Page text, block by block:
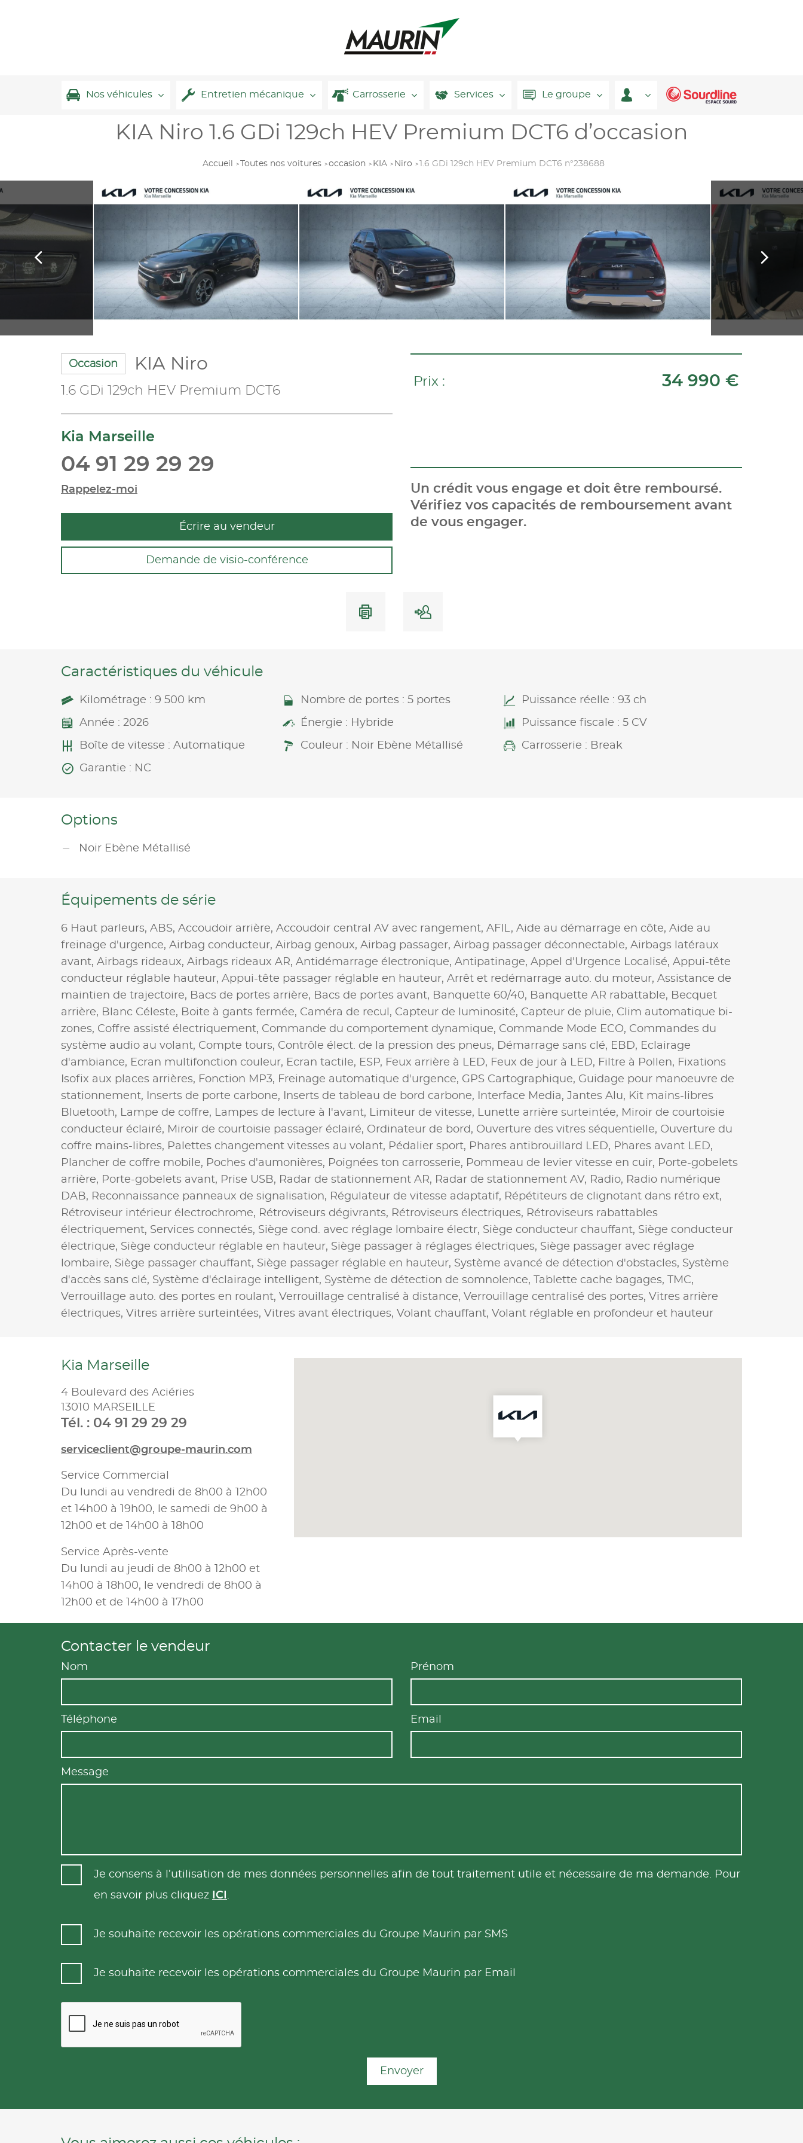
Nos véhicules Entretien mécanique Carrosserie Services Le groupe
KIA Niro 1.6 GDi 129ch HEV Premium DCT6 d’occasion
Accueil Toutes nos voitures occasion KIA Niro 1.6 GDi 129ch HEV Premium DCT6 n°238688
Occasion KIA Niro
1.6 GDi 129ch HEV Premium DCT6
Kia Marseille
04 91 29 29 29
Rappelez-moi
Écrire au vendeur
Demande de visio-conférence
Prix : 34 990 €
Un crédit vous engage et doit être remboursé.
Vérifiez vos capacités de remboursement avant
de vous engager.
Caractéristiques du véhicule
Kilométrage : 9 500 km Nombre de portes : 5 portes Puissance réelle : 93 ch
Année : 2026 Énergie : Hybride Puissance fiscale : 5 CV
Boîte de vitesse : Automatique Couleur : Noir Ebène Métallisé Carrosserie : Break
Garantie : NC
Options
Noir Ebène Métallisé
Équipements de série
6 Haut parleurs, ABS, Accoudoir arrière, Accoudoir central AV avec rangement, AFIL, Aide au démarrage en côte, Aide au
freinage d'urgence, Airbag conducteur, Airbag genoux, Airbag passager, Airbag passager déconnectable, Airbags latéraux
avant, Airbags rideaux, Airbags rideaux AR, Antidémarrage électronique, Antipatinage, Appel d'Urgence Localisé, Appui-tête
conducteur réglable hauteur, Appui-tête passager réglable en hauteur, Arrêt et redémarrage auto. du moteur, Assistance de
maintien de trajectoire, Bacs de portes arrière, Bacs de portes avant, Banquette 60/40, Banquette AR rabattable, Becquet
arrière, Blanc Céleste, Boite à gants fermée, Caméra de recul, Capteur de luminosité, Capteur de pluie, Clim automatique bi-
zones, Coffre assisté électriquement, Commande du comportement dynamique, Commande Mode ECO, Commandes du
système audio au volant, Compte tours, Contrôle élect. de la pression des pneus, Démarrage sans clé, EBD, Eclairage
d'ambiance, Ecran multifonction couleur, Ecran tactile, ESP, Feux arrière à LED, Feux de jour à LED, Filtre à Pollen, Fixations
Isofix aux places arrières, Fonction MP3, Freinage automatique d'urgence, GPS Cartographique, Guidage pour manoeuvre de
stationnement,
Inserts de porte carbone, Inserts de tableau de bord carbone, Interface Media, Jantes Alu, Kit mains-libres
Bluetooth, Lampe de coffre, Lampes de lecture à l'avant, Limiteur de vitesse, Lunette arrière surteintée, Miroir de courtoisie
conducteur éclairé, Miroir de courtoisie passager éclairé, Ordinateur de bord, Ouverture des vitres séquentielle, Ouverture du
coffre mains-libres, Palettes changement vitesses au volant, Pédalier sport, Phares antibrouillard LED, Phares avant LED,
Plancher de coffre mobile, Poches d'aumonières, Poignées ton carrosserie, Pommeau de levier vitesse en cuir, Porte-gobelets
arrière, Porte-gobelets avant, Prise USB, Radar de stationnement AR, Radar de stationnement AV, Radio, Radio numérique
DAB, Reconnaissance panneaux de signalisation, Régulateur de vitesse adaptatif, Répétiteurs de clignotant dans rétro ext,
Rétroviseur intérieur électrochrome, Rétroviseurs dégivrants, Rétroviseurs électriques, Rétroviseurs rabattables
électriquement, Services connectés, Siège cond. avec réglage lombaire électr, Siège conducteur chauffant, Siège conducteur
électrique, Siège conducteur réglable en hauteur, Siège passager à réglages électriques, Siège passager avec réglage
lombaire, Siège passager chauffant, Siège passager réglable en hauteur, Système avancé de détection d'obstacles, Système
d'accès sans clé, Système d'éclairage intelligent, Système de détection de somnolence, Tablette cache bagages,
TMC,
Verrouillage auto. des portes en roulant, Verrouillage centralisé à distance, Verrouillage centralisé des portes, Vitres arrière
électriques, Vitres arrière surteintées, Vitres avant électriques, Volant chauffant, Volant réglable en profondeur et hauteur
Kia Marseille
4 Boulevard des Aciéries
13010 MARSEILLE
Tél. : 04 91 29 29 29
serviceclient@groupe-maurin.com
Service Commercial
Du lundi au vendredi de 8h00 à 12h00
et 14h00 à 19h00, le samedi de 9h00 à
12h00 et de 14h00 à 18h00
Service Après-vente
Du lundi au jeudi de 8h00 à 12h00 et
14h00 à 18h00, le vendredi de 8h00 à
12h00 et de 14h00 à 17h00
Contacter le vendeur
Nom Prénom
Téléphone Email
Message
Je consens à l’utilisation de mes données personnelles afin de tout traitement utile et nécessaire de ma demande. Pour
en savoir plus cliquez
ICI .
Je souhaite recevoir les opérations commerciales du Groupe Maurin par SMS
Je souhaite recevoir les opérations commerciales du Groupe Maurin par Email
Envoyer